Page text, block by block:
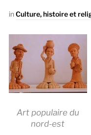
inCulture, histoire et
Art populaire du
nord-est